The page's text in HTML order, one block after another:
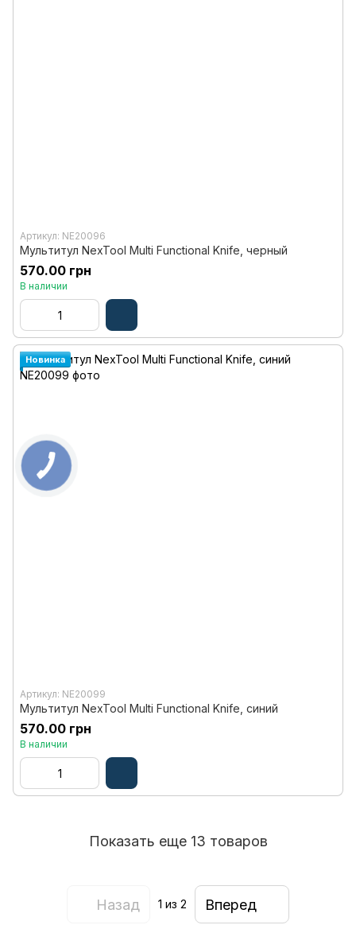
Артикул: NE20096
Мультитул NexTool Multi Functional Knife, черный
570.00 грн
В наличии
Новинка
Артикул: NE20099
Мультитул NexTool Multi Functional Knife, синий
570.00 грн
В наличии
Показать еще 13 товаров
Назад 1 из 2 Вперед